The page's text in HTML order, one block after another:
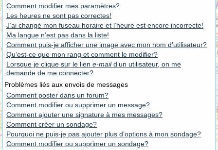
Comment modifier mes paramètres?
Les heures ne sont pas correctes!
J’ai changé mon fuseau horaire et l’heure est encore incorrecte!
Ma langue n’est pas dans la liste!
Comment puis-je afficher une image avec mon nom d’utilisateur?
Qu’est-ce que mon rang et comment le modifier?
Lorsque je clique sur le lien e-maild’un utilisateur, on me
demande de me connecter?
Problèmes liés aux envois de messages
Comment poster dans un forum?
Comment modifier ou supprimer un message?
Comment ajouter une signature à mes messages?
Comment créer un sondage?
Pourquoi ne puis-je pas ajouter plus d’options à mon sondage?
Comment modifier ou supprimer un sondage?